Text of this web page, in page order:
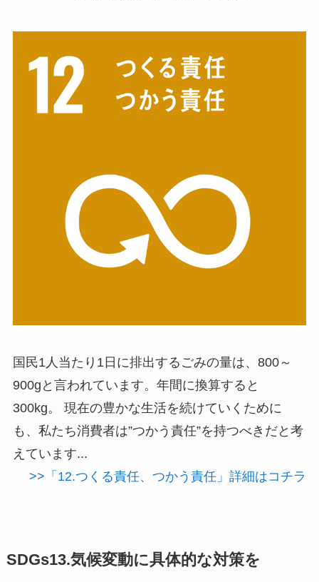
国民1人当たり1日に排出するごみの量は、800～
900gと言われています。年間に換算すると
300kg。 現在の豊かな生活を続けていくために
も、私たち消費者は”つかう責任”を持つべきだと考
えています...
>>「12.つくる責任、つかう責任」詳細はコチラ
SDGs13.気候変動に具体的な対策を